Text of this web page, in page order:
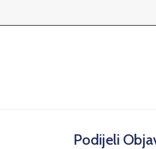
Podijeli